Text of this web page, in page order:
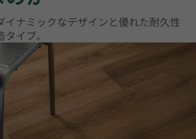
イナミックなデザインと優れた耐久性
イプ。